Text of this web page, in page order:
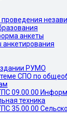
анкеты
анкетирования
РУМО
СПО по
09.00.00
техника
35.00.00